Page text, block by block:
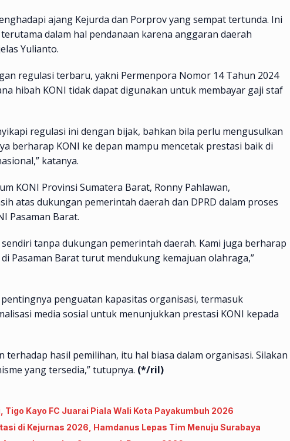
ajang Kejurda dan Porprov yang sempat tertunda. Ini
dalam hal pendanaan karena anggaran daerah
Yulianto.
regulasi terbaru, yakni Permenpora Nomor 14 Tahun 2024
hibah KONI tidak dapat digunakan untuk membayar gaji staf
regulasi ini dengan bijak, bahkan bila perlu mengusulkan
berharap KONI ke depan mampu mencetak prestasi baik di
katanya.
KONI Provinsi Sumatera Barat, Ronny Pahlawan,
atas dukungan pemerintah daerah dan DPRD dalam proses
Pasaman Barat.
tanpa dukungan pemerintah daerah. Kami juga berharap
Pasaman Barat turut mendukung kemajuan olahraga,”
penguatan kapasitas organisasi, termasuk
media sosial untuk menunjukkan prestasi KONI kepada
terhadap hasil pemilihan, itu hal biasa dalam organisasi. Silakan
yang tersedia,” tutupnya. (*/ril)
Kayo FC Juarai Piala Wali Kota Payakumbuh 2026
di Kejurnas 2026, Hamdanus Lepas Tim Menuju Surabaya